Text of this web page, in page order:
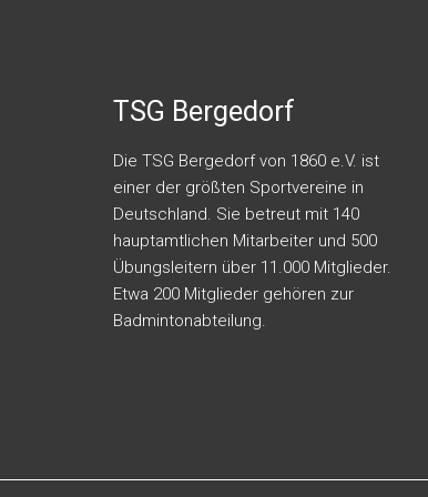
TSG Bergedorf
Die TSG Bergedorf von 1860 e.V. ist
einer der größten Sportvereine in
Deutschland. Sie betreut mit 140
hauptamtlichen Mitarbeiter und 500
Übungsleitern über 11.000 Mitglieder.
Etwa 200 Mitglieder gehören zur
Badmintonabteilung.